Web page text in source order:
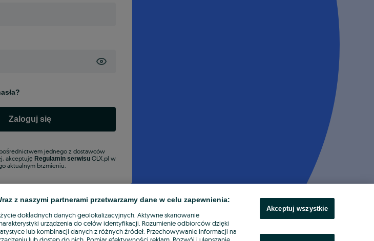
Zaloguj się
jednego z dostawców
akceptuję Regulamin serwisuOLX.pl w
aktualnym brzmieniu.
z naszymi partnerami przetwarzamy dane w celu zapewnienia:
dokładnych danych geolokalizacyjnych. Aktywne skanowanie
urządzenia do celów identyfikacji. Rozumienie odbiorców dzięki
lub kombinacji danych z różnych źródeł. Przechowywanie informacji na
Akceptuj wszystkie